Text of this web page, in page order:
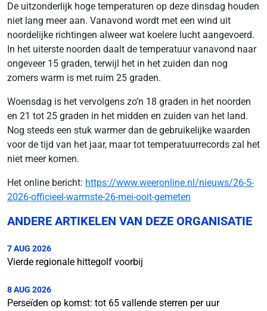
De uitzonderlijk hoge temperaturen op deze dinsdag houden
niet lang meer aan. Vanavond wordt met een wind uit
noordelijke richtingen alweer wat koelere lucht aangevoerd.
In het uiterste noorden daalt de temperatuur vanavond naar
ongeveer 15 graden, terwijl het in het zuiden dan nog
zomers warm is met ruim 25 graden.
Woensdag is het vervolgens zo’n 18 graden in het noorden
en 21 tot 25 graden in het midden en zuiden van het land.
Nog steeds een stuk warmer dan de gebruikelijke waarden
voor de tijd van het jaar, maar tot temperatuurrecords zal het
niet meer komen.
Het online bericht: https://www.weeronline.nl/nieuws/26-5-
2026-officieel-warmste-26-mei-ooit-gemeten
ANDERE ARTIKELEN VAN DEZE ORGANISATIE
7 AUG 2026
Vierde regionale hittegolf voorbij
8 AUG 2026
Perseïden op komst: tot 65 vallende sterren per uur